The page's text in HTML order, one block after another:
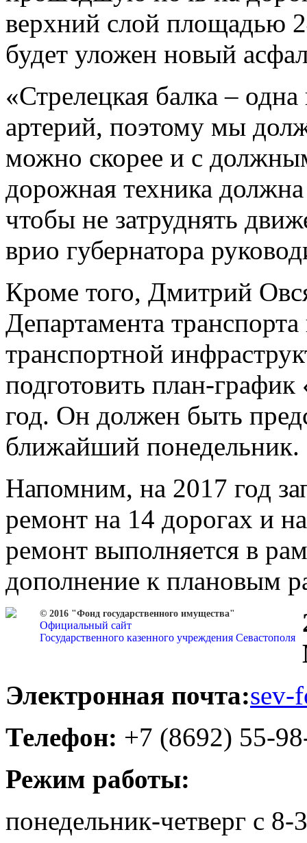
верхний слой площадью
будет уложен новый
«Стрелецкая балка –
артерий, поэтому мы
можно скорее и с
дорожная техника
чтобы не затруднять
врио губернатора
Кроме того, Дмитрий
Департамента
транспортной
подготовить план-
год. Он должен быть
ближайший понедельник.
Напомним, на 2017 год
ремонт на 14 дорогах и
ремонт выполняется в
дополнение к плановым
© 2016 "Фонд государственного имущества"
Официальный сайт
Государственного казенного учреждения Севастополя
Электронная почта:sev-
Телефон: +7 (8692) 55-
Режим работы:
понедельник-четверг с